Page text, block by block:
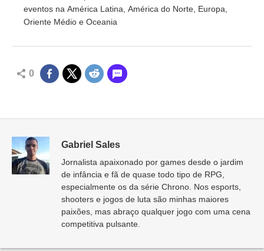
eventos na América Latina, América do Norte, Europa,
Oriente Médio e Oceania
0
Gabriel Sales
Jornalista apaixonado por games desde o jardim
de infância e fã de quase todo tipo de RPG,
especialmente os da série Chrono. Nos esports,
shooters e jogos de luta são minhas maiores
paixões, mas abraço qualquer jogo com uma cena
competitiva pulsante.